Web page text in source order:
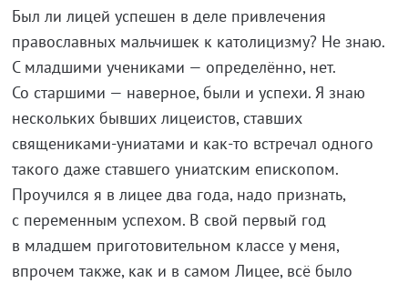
Был ли лицей успешен в деле привлечения
православных мальчишек к католицизму? Не знаю.
С младшими учениками — определённо, нет.
Со старшими — наверное, были и успехи. Я знаю
нескольких бывших лицеистов, ставших
священиками-униатами и как-то встречал одного
такого даже ставшего униатским епископом.
Проучился я в лицее два года, надо признать,
с переменным успехом. В свой первый год
в младшем приготовительном классе у меня,
впрочем также, как и в самом Лицее, всё было